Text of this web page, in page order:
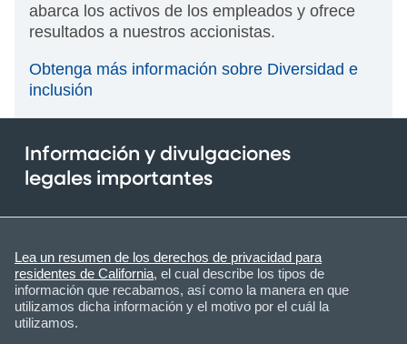
abarca los activos de los empleados y ofrece
resultados a nuestros accionistas.
Obtenga más información sobre Diversidad e
inclusión
Información y divulgaciones
legales importantes
Lea un resumen de los derechos de privacidad para
residentes de California, el cual describe los tipos de
información que recabamos, así como la manera en que
utilizamos dicha información y el motivo por el cuál la
utilizamos.